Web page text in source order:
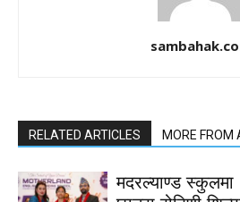
RELATED ARTICLES MORE FROM
मदरल्याण्ड स्कुलमा